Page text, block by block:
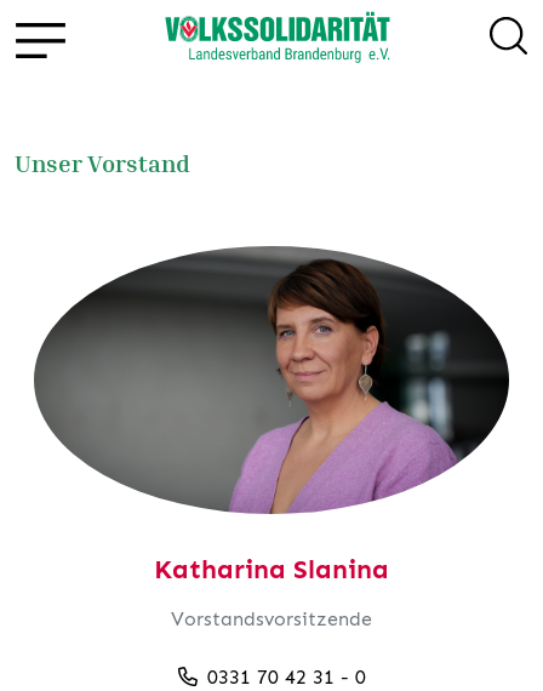
Unser Vorstand
Katharina Slanina
Vorstandsvorsitzende
0331 70 42 31 - 0